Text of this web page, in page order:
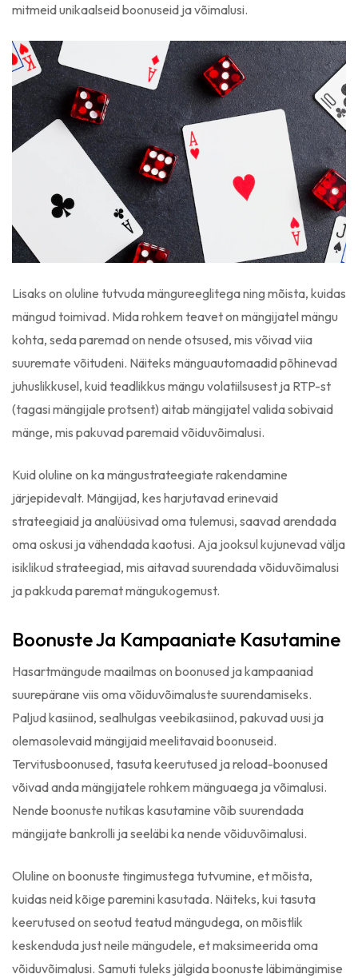
mitmeid unikaalseid boonuseid ja võimalusi.
Lisaks on oluline tutvuda mängureeglitega ning mõista, kuidas
mängud toimivad. Mida rohkem teavet on mängijatel mängu
kohta, seda paremad on nende otsused, mis võivad viia
suuremate võitudeni. Näiteks mänguautomaadid põhinevad
juhuslikkusel, kuid teadlikkus mängu volatiilsusest ja RTP-st
(tagasi mängijale protsent) aitab mängijatel valida sobivaid
mänge, mis pakuvad paremaid võiduvõimalusi.
Kuid oluline on ka mängustrateegiate rakendamine
järjepidevalt. Mängijad, kes harjutavad erinevaid
strateegiaid ja analüüsivad oma tulemusi, saavad arendada
oma oskusi ja vähendada kaotusi. Aja jooksul kujunevad välja
isiklikud strateegiad, mis aitavad suurendada võiduvõimalusi
ja pakkuda paremat mängukogemust.
Boonuste Ja Kampaaniate Kasutamine
Hasartmängude maailmas on boonused ja kampaaniad
suurepärane viis oma võiduvõimaluste suurendamiseks.
Paljud kasiinod, sealhulgas veebikasiinod, pakuvad uusi ja
olemasolevaid mängijaid meelitavaid boonuseid.
Tervitusboonused, tasuta keerutused ja reload-boonused
võivad anda mängijatele rohkem mänguaega ja võimalusi.
Nende boonuste nutikas kasutamine võib suurendada
mängijate bankrolli ja seeläbi ka nende võiduvõimalusi.
Oluline on boonuste tingimustega tutvumine, et mõista,
kuidas neid kõige paremini kasutada. Näiteks, kui tasuta
keerutused on seotud teatud mängudega, on mõistlik
keskenduda just neile mängudele, et maksimeerida oma
võiduvõimalusi. Samuti tuleks jälgida boonuste läbimängimise